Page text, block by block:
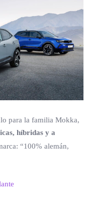
para la familia Mokka,
híbridas y a
“100% alemán,